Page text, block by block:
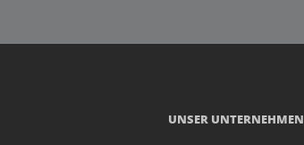
UNSER UNTERNEHMEN